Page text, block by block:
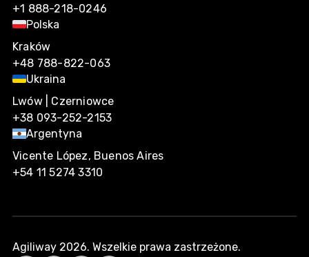
+1 888-218-0246
Polska
Kraków
+48 788-822-063
Ukraina
Lwów | Czerniowce
+38 093-252-2153
Argentyna
Vicente López, Buenos Aires
+54 11 5274 3310
Agiliway 2026. Wszelkie prawa zastrzeżone.